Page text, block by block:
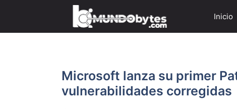
contenido
Inicio
Microsoft lanza su primer
vulnerabilidades corregidas